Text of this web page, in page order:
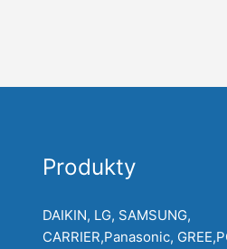
Produkty
DAIKIN, LG, SAMSUNG,
CARRIER,Panasonic,